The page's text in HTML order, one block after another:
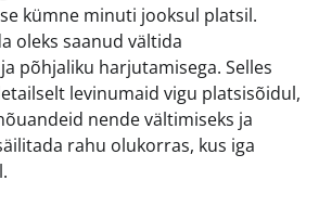
kümne minuti jooksul platsil.
oleks saanud vältida
põhjaliku harjutamisega. Selles
levinumaid vigu platsisõidul,
nende vältimiseks ja
rahu olukorras, kus iga